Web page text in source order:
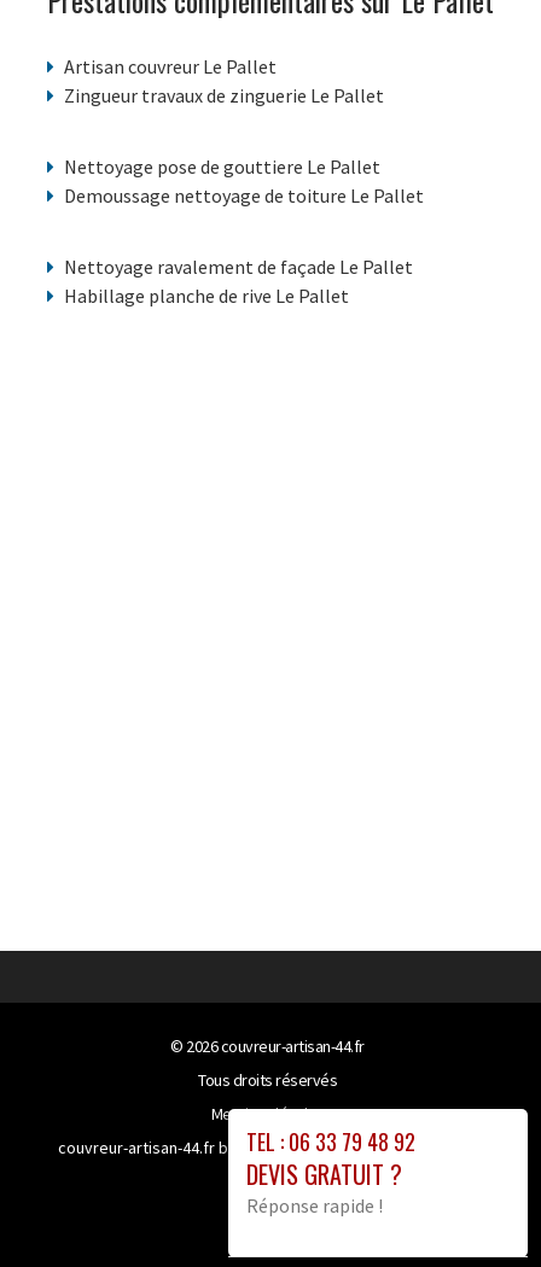
Artisan couvreur Le Pallet
Zingueur travaux de zinguerie Le Pallet
Nettoyage pose de gouttiere Le Pallet
Demoussage nettoyage de toiture Le Pallet
Nettoyage ravalement de façade Le Pallet
Habillage planche de rive Le Pallet
TEL : 06 33 79 48 92
DEVIS GRATUIT ?
Réponse rapide !
© 2026couvreur-artisan-44.fr
Tous droits réservés
Mentions légales
couvreur-artisan-44.fr bénéficie de la technologie
site proxy